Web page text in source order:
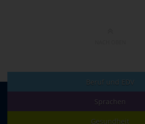
Beruf und EDV
Sprachen
Gesundheit